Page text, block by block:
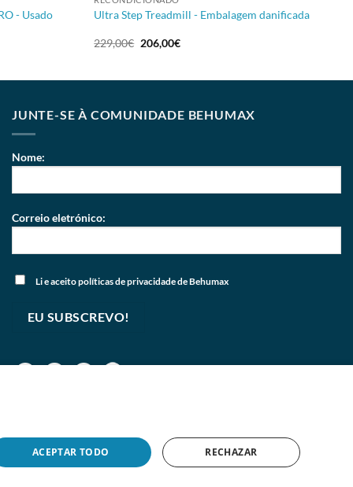
- Usado Ultra Step Treadmill - Embalagem danificada
229,00€ 206,00€
JUNTE-SE À COMUNIDADE BEHUMAX
Nome:
Correio eletrónico:
Li e aceitopolíticas de privacidadede Behumax
2026 © Copyright 2026
ACEPTAR TODO RECHAZAR